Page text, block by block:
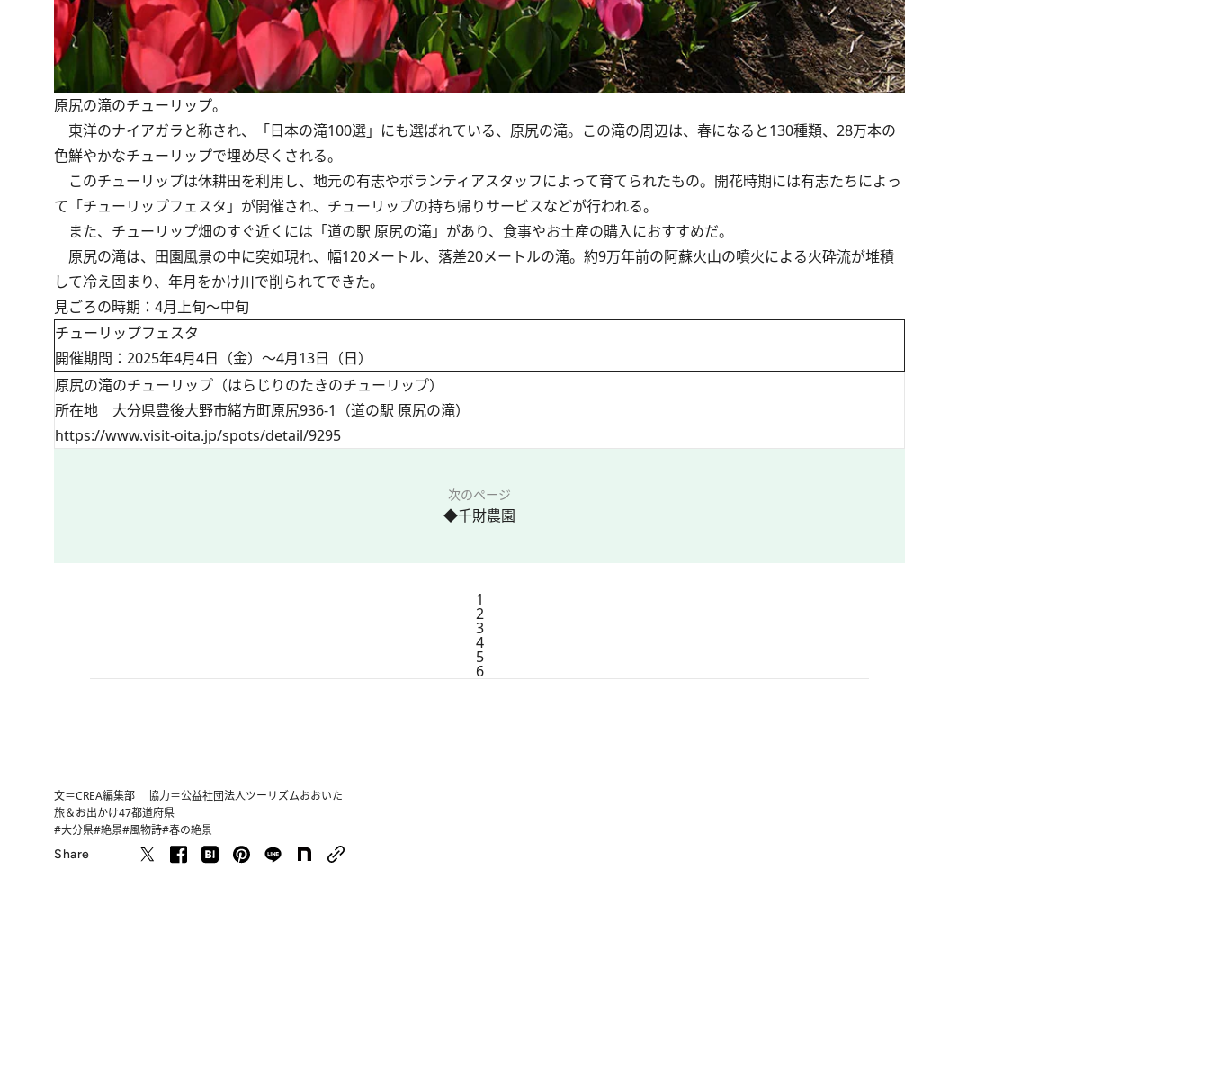
原尻の滝のチューリップ。
東洋のナイアガラと称され、「日本の滝100選」にも選ばれている、原尻の滝。この滝の周辺は、春になると130種類、28万本の
色鮮やかなチューリップで埋め尽くされる。
このチューリップは休耕田を利用し、地元の有志やボランティアスタッフによって育てられたもの。開花時期には有志たちによっ
て「チューリップフェスタ」が開催され、チューリップの持ち帰りサービスなどが行われる。
また、チューリップ畑のすぐ近くには「道の駅 原尻の滝」があり、食事やお土産の購入におすすめだ。
原尻の滝は、田園風景の中に突如現れ、幅120メートル、落差20メートルの滝。約9万年前の阿蘇火山の噴火による火砕流が堆積
して冷え固まり、年月をかけ川で削られてできた。
見ごろの時期：4月上旬～中旬
チューリップフェスタ
開催期間：2025年4月4日（金）～4月13日（日）
原尻の滝のチューリップ（はらじりのたきのチューリップ）
所在地 大分県豊後大野市緒方町原尻936-1（道の駅 原尻の滝）
https://www.visit-oita.jp/spots/detail/9295
次のページ
◆千財農園
1
2
3
4
5
6
文＝CREA編集部 協力＝公益社団法人ツーリズムおおいた
旅＆お出かけ47都道府県
#大分県#絶景#風物詩#春の絶景
Share